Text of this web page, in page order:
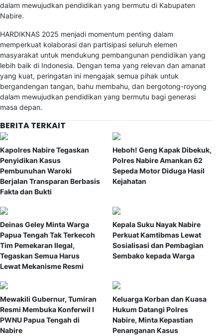
dalam mewujudkan pendidikan yang bermutu di Kabupaten
Nabire.
HARDIKNAS 2025 menjadi momentum penting dalam
memperkuat kolaborasi dan partisipasi seluruh elemen
masyarakat untuk mendukung pembangunan pendidikan yang
lebih baik di Indonesia. Dengan tema yang relevan dan amanat
yang kuat, peringatan ini mengajak semua pihak untuk
bergandengan tangan, bahu membahu, dan bergotong-royong
dalam mewujudkan pendidikan yang bermutu bagi generasi
masa depan.
BERITA TERKAIT
Kapolres Nabire Tegaskan
Penyidikan Kasus
Pembunuhan Waroki
Berjalan Transparan Berbasis
Fakta dan Bukti
Heboh! Geng Kapak Dibekuk,
Polres Nabire Amankan 62
Sepeda Motor Diduga Hasil
Kejahatan
Deinas Geley Minta Warga
Papua Tengah Tak Terkecoh
Tim Pemekaran Ilegal,
Tegaskan Semua Harus
Lewat Mekanisme Resmi
Kepala Suku Nayak Nabire
Perkuat Kamtibmas Lewat
Sosialisasi dan Pembagian
Sembako kepada Warga
Mewakili Gubernur, Tumiran
Resmi Membuka Konferwil I
PWNU Papua Tengah di
Nabire
Keluarga Korban dan Kuasa
Hukum Datangi Polres
Nabire, Minta Kepastian
Penanganan Kasus